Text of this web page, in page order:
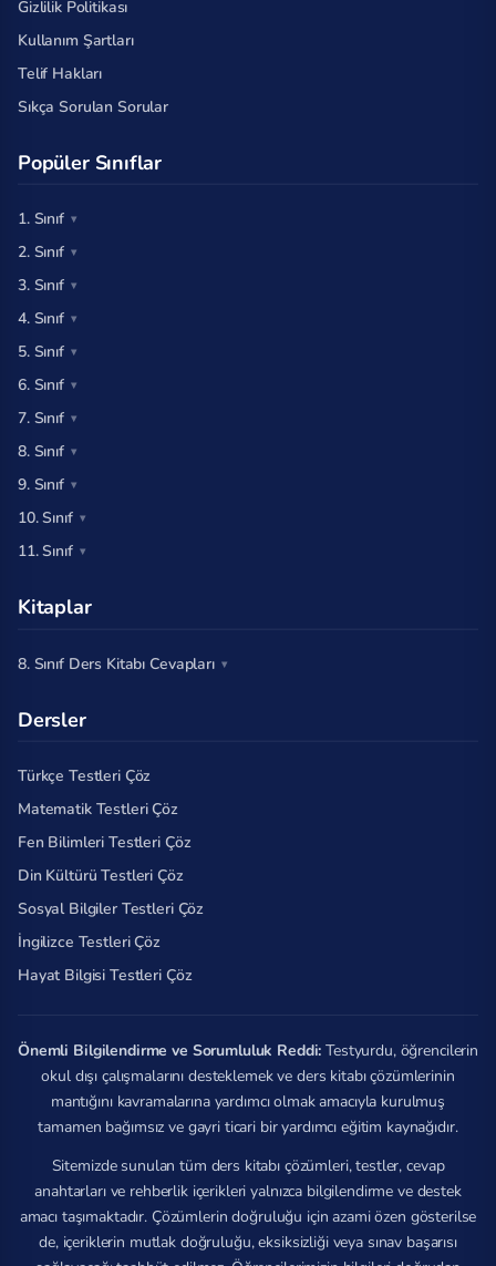
Gizlilik Politikası
Kullanım Şartları
Telif Hakları
Sıkça Sorulan Sorular
Popüler Sınıflar
1. Sınıf
2. Sınıf
3. Sınıf
4. Sınıf
5. Sınıf
6. Sınıf
7. Sınıf
8. Sınıf
9. Sınıf
10. Sınıf
11. Sınıf
Kitaplar
8. Sınıf Ders Kitabı Cevapları
Dersler
Türkçe Testleri Çöz
Matematik Testleri Çöz
Fen Bilimleri Testleri Çöz
Din Kültürü Testleri Çöz
Sosyal Bilgiler Testleri Çöz
İngilizce Testleri Çöz
Hayat Bilgisi Testleri Çöz
Önemli Bilgilendirme ve Sorumluluk Reddi: Testyurdu, öğrencilerin
okul dışı çalışmalarını desteklemek ve ders kitabı çözümlerinin
mantığını kavramalarına yardımcı olmak amacıyla kurulmuş
tamamen bağımsız ve gayri ticari bir yardımcı eğitim kaynağıdır.
Sitemizde sunulan tüm ders kitabı çözümleri, testler, cevap
anahtarları ve rehberlik içerikleri yalnızca bilgilendirme ve destek
amacı taşımaktadır. Çözümlerin doğruluğu için azami özen gösterilse
de, içeriklerin mutlak doğruluğu, eksiksizliği veya sınav başarısı